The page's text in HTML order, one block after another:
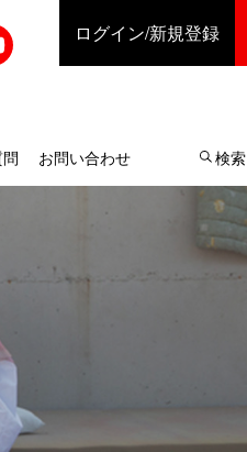
ログイン/新規登録
お問い合わせ 検索